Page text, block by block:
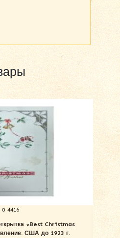
о 4416
«Best Christmas
США до 1923 г.
С